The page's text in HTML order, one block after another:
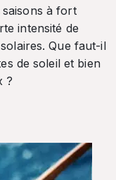
saisons à fort
intensité de
Que faut-il
de soleil et bien
?